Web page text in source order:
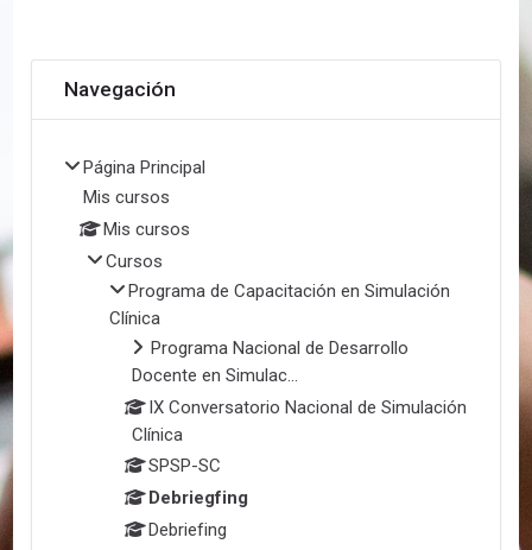
Navegación
Página Principal
Mis cursos
Mis cursos
Cursos
Programa de Capacitación en Simulación
Clínica
Programa Nacional de Desarrollo
Docente en Simulac...
IX Conversatorio Nacional de Simulación
Clínica
SPSP-SC
Debriegfing
Debriefing